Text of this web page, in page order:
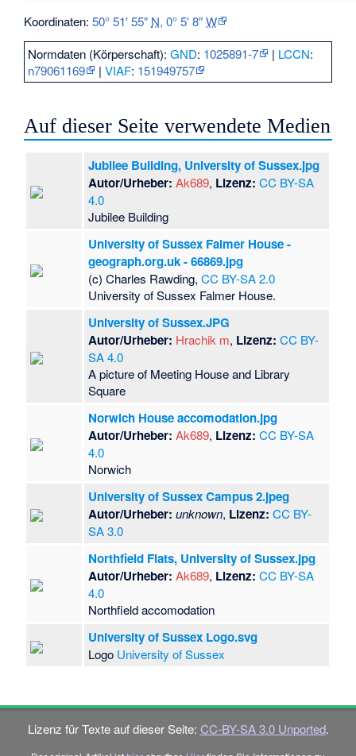
Koordinaten:50° 51′ 55″ N,0° 5′ 8″W
Normdaten (Körperschaft):GND: 1025891-7 | LCCN:
n79061169
|VIAF: 151949757
Auf dieser Seite verwendete Medien
Jubilee Building, University of Sussex.jpg
Autor/Urheber: Ak689, Lizenz: CC BY-SA
4.0
Jubilee Building
University of Sussex Falmer House -
geograph.org.uk - 66869.jpg
(c) Charles Rawding,CC BY-SA 2.0
University of Sussex Falmer House.
University of Sussex.JPG
Autor/Urheber: Hrachik m, Lizenz: CC BY-
SA 4.0
A picture of Meeting House and Library
Square
Norwich House accomodation.jpg
Autor/Urheber: Ak689, Lizenz: CC BY-SA
4.0
Norwich
University of Sussex Campus 2.jpeg
Autor/Urheber: unknown, Lizenz: CC BY-
SA 3.0
Northfield Flats, University of Sussex.jpg
Autor/Urheber: Ak689, Lizenz: CC BY-SA
4.0
Northfield accomodation
University of Sussex Logo.svg
Logo University of Sussex
Lizenz für Texte auf dieser Seite: CC-BY-SA 3.0 Unported.